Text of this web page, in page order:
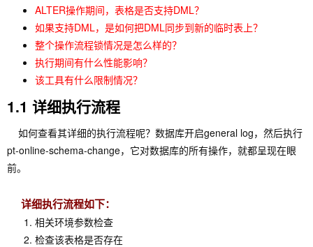
ALTER操作期间，表格是否支持DML？
如果支持DML，是如何把DML同步到新的临时表上？
整个操作流程锁情况是怎么样的？
执行期间有什么性能影响？
该工具有什么限制情况？
1.1 详细执行流程
如何查看其详细的执行流程呢？数据库开启general log，然后执行
pt-online-schema-change，它对数据库的所有操作，就都呈现在眼
前。
详细执行流程如下：
相关环境参数检查
检查该表格是否存在